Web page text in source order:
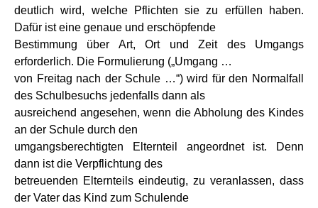
deutlich wird, welche Pflichten sie zu erfüllen haben.
Dafür ist eine genaue und erschöpfende
Bestimmung über Art, Ort und Zeit des Umgangs
erforderlich. Die Formulierung („Umgang …
von Freitag nach der Schule …“) wird für den Normalfall
des Schulbesuchs jedenfalls dann als
ausreichend angesehen, wenn die Abholung des Kindes
an der Schule durch den
umgangsberechtigten Elternteil angeordnet ist. Denn
dann ist die Verpflichtung des
betreuenden Elternteils eindeutig, zu veranlassen, dass
der Vater das Kind zum Schulende